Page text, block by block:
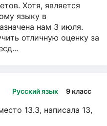
Хотя, является
языку в
нам 3 июля.
отличную оценку за
Русский язык 9 класс
13.3, написала 13,